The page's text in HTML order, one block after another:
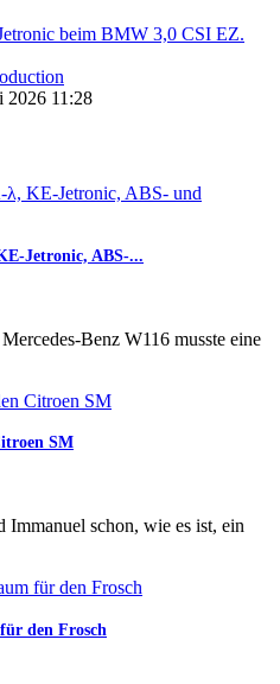
beim BMW 3,0 CSI EZ.
2026 11:28
Jetronic, ABS-...
Benz W116 musste eine
SM
schon, wie es ist, ein
den Frosch